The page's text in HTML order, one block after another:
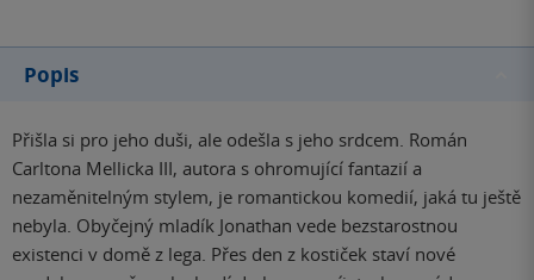
Popis
Přišla si pro jeho duši, ale odešla s jeho srdcem. Román
Carltona Mellicka III, autora s ohromující fantazií a
nezaměnitelným stylem, je romantickou komedií, jaká tu ještě
nebyla. Obyčejný mladík Jonathan vede bezstarostnou
existenci v domě z lega. Přes den z kostiček staví nové